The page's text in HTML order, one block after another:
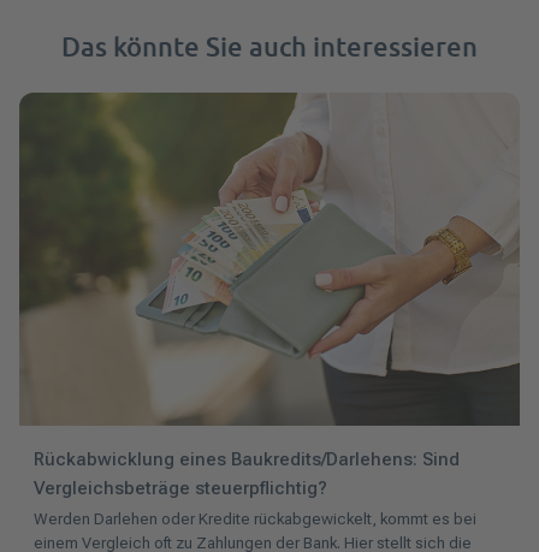
Das könnte Sie auch interessieren
Rückabwicklung eines Baukredits/Darlehens: Sind
Vergleichsbeträge steuerpflichtig?
Werden Darlehen oder Kredite rückabgewickelt, kommt es bei
einem Vergleich oft zu Zahlungen der Bank. Hier stellt sich die